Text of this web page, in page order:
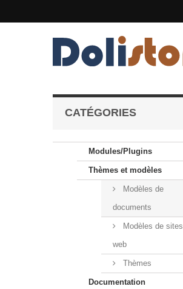
CATÉGORIES
Modules/Plugins
Thèmes et modèles
Modèles de
documents
Modèles de sites
web
Thèmes
Documentation